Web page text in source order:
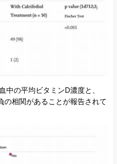
中の平均ビタミンD濃度と、
相関があることが報告されて